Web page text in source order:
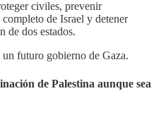
civiles, prevenir
de Israel y detener
de dos estados.
un futuro gobierno de Gaza.
de Palestina aunque sea